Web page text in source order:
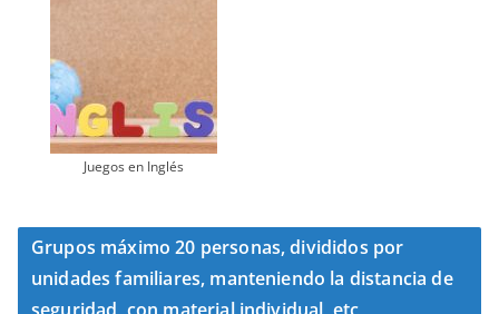
Juegos en Inglés
Grupos máximo 20 personas, divididos por
unidades familiares, manteniendo la distancia de